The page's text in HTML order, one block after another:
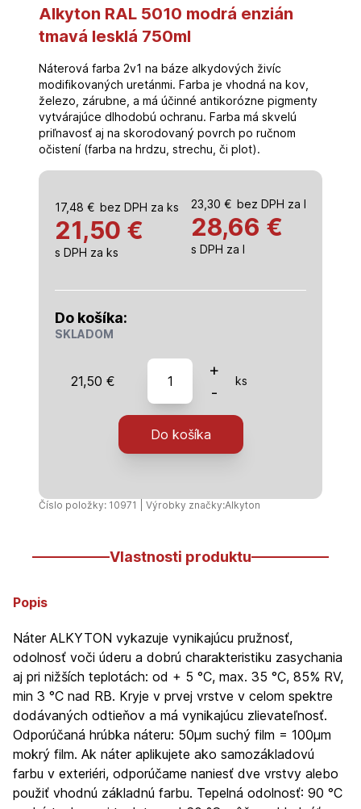
Alkyton RAL 5010 modrá enzián
tmavá lesklá 750ml
Náterová farba 2v1 na báze alkydových živíc
modifikovaných uretánmi. Farba je vhodná na kov,
železo, zárubne, a má účinné antikorózne pigmenty
vytvárajúce dlhodobú ochranu. Farba má skvelú
priľnavosť aj na skorodovaný povrch po ručnom
očistení (farba na hrdzu, strechu, či plot).
17,48 € bez DPH za ks
21,50 €
s DPH za ks
23,30 € bez DPH za l
28,66 €
s DPH za l
Do košíka:
SKLADOM
21,50 €
množstvo
Alkyton
RAL
modrá
lesklá
+
-
ks
Do košíka
Číslo položky: 10971 | Výrobky značky:Alkyton
Vlastnosti produktu
Popis
Náter ALKYTON vykazuje vynikajúcu pružnosť,
odolnosť voči úderu a dobrú charakteristiku zasychania
aj pri nižších teplotách: od + 5 °C, max. 35 °C, 85% RV,
min 3 °C nad RB. Kryje v prvej vrstve v celom spektre
dodávaných odtieňov a má vynikajúcu zlievateľnosť.
Odporúčaná hrúbka náteru: 50µm suchý film = 100µm
mokrý film. Ak náter aplikujete ako samozákladovú
farbu v exteriéri, odporúčame naniesť dve vrstvy alebo
použiť vhodnú základnú farbu. Tepelná odolnosť: 90 °C